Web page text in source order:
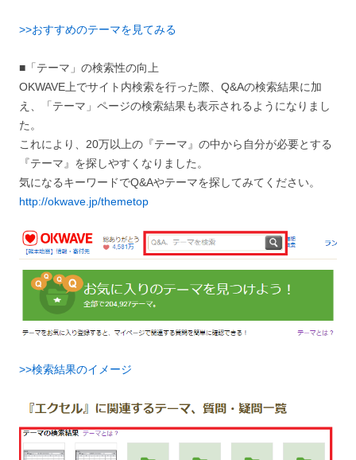
>>おすすめのテーマを見てみる
■「テーマ」の検索性の向上
OKWAVE上でサイト内検索を行った際、Q&Aの検索結果に加
え、「テーマ」ページの検索結果も表示されるようになりまし
た。
これにより、20万以上の『テーマ』の中から自分が必要とする
『テーマ』を探しやすくなりました。
気になるキーワードでQ&Aやテーマを探してみてください。
http://okwave.jp/themetop
>>検索結果のイメージ